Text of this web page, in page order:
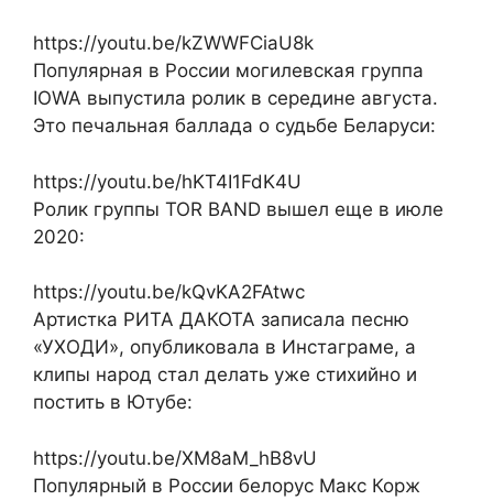
https://youtu.be/kZWWFCiaU8k
Популярная в России могилевская группа
IOWA выпустила ролик в середине августа.
Это печальная баллада о судьбе Беларуси:
https://youtu.be/hKT4I1FdK4U
Ролик группы TOR BAND вышел еще в июле
2020:
https://youtu.be/kQvKA2FAtwc
Артистка РИТА ДАКОТА записала песню
«УХОДИ», опубликовала в Инстаграме, а
клипы народ стал делать уже стихийно и
постить в Ютубе:
https://youtu.be/XM8aM_hB8vU
Популярный в России белорус Макс Корж